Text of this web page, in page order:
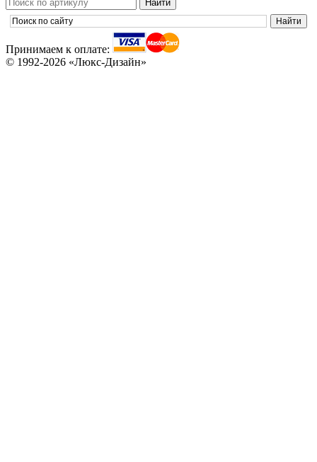
Принимаем к оплате:
© 1992-2026 «Люкс-Дизайн»